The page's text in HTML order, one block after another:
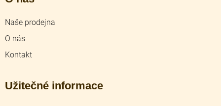
Naše prodejna
O nás
Kontakt
Užitečné informace